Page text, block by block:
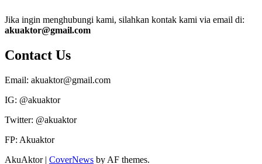
Jika ingin menghubungi kami, silahkan kontak kami via email di:
akuaktor@gmail.com
Contact Us
Email: akuaktor@gmail.com
IG: @akuaktor
Twitter: @akuaktor
FP: Akuaktor
AkuAktor | CoverNews by AF themes.